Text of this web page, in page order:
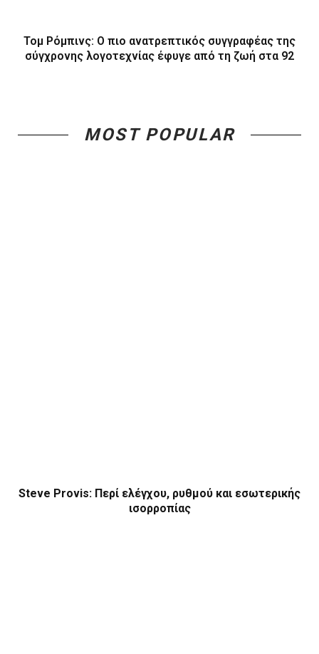
Τομ Ρόμπινς: Ο πιο ανατρεπτικός συγγραφέας της
σύγχρονης λογοτεχνίας έφυγε από τη ζωή στα 92
MOST POPULAR
Steve Provis: Περί ελέγχου, ρυθμού και εσωτερικής
ισορροπίας